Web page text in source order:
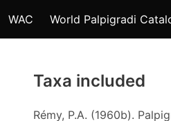
WAC World Palpigradi
Taxa included
Rémy, P.A. (1960b).